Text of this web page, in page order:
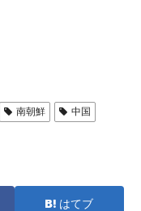
南朝鮮
中国
はてブ